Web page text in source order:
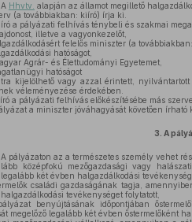
A Hhvtv. alapján az államot megillető
(a továbbiakban: kiíró) írja ki.
a pályázati felhívás ténybeli és szakmai
illetve a vagyonkezelőt,
felelős miniszter (a
hatóságot,
Agrár- és Élettudományi Egyetemet,
hatóságot
kijelölhető vagy azzal érintett,
véleményezése érdekében.
a pályázati felhívás előkészítésébe más
a miniszter jóváhagyását követően írható
3. A
A pályázaton az a természetes személy vehet
középfokú mezőgazdasági vagy
legalább két évben halgazdálkodási
családi gazdaságának tagja,
tevékenységet folytatott,
benyújtásának időpontjában
megelőző legalább két évben őstermelőként